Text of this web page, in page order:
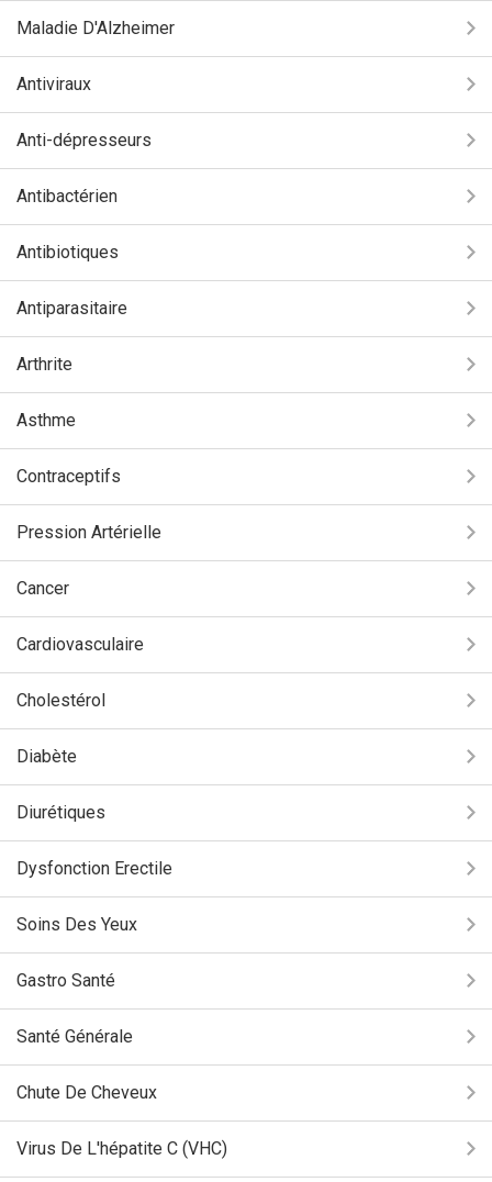
Maladie D'Alzheimer
Antiviraux
Anti-dépresseurs
Antibactérien
Antibiotiques
Antiparasitaire
Arthrite
Asthme
Contraceptifs
Pression Artérielle
Cancer
Cardiovasculaire
Cholestérol
Diabète
Diurétiques
Dysfonction Erectile
Soins Des Yeux
Gastro Santé
Santé Générale
Chute De Cheveux
Virus De L'hépatite C (VHC)